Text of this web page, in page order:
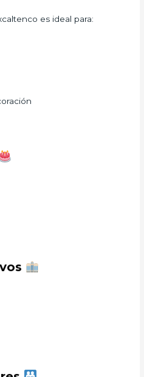
es ideal para: